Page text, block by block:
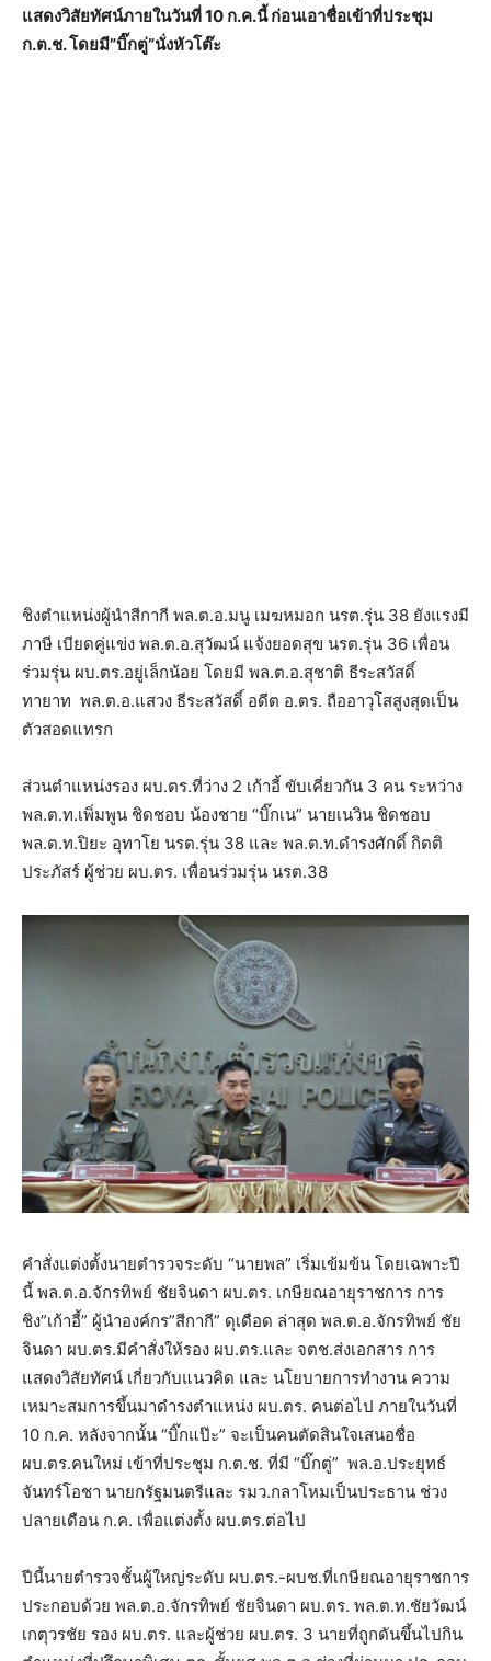
แสดงวิสัยทัศน์ภายในวันที่ 10 ก.ค.นี้ ก่อนเอาชื่อเข้าที่ประชุม
ก.ต.ช. โดยมี”บิ๊กตู่”นั่งหัวโต๊ะ
ชิงตำแหน่งผู้นำสีกากี พล.ต.อ.มนู เมฆหมอก นรต.รุ่น 38 ยังแรงมี
ภาษี เบียดคู่แข่ง พล.ต.อ.สุวัฒน์ แจ้งยอดสุข นรต.รุ่น 36 เพื่อน
ร่วมรุ่น ผบ.ตร.อยู่เล็กน้อย โดยมี พล.ต.อ.สุชาติ ธีระสวัสดิ์
ทายาท พล.ต.อ.แสวง ธีระสวัสดิ์ อดีต อ.ตร. ถืออาวุโสสูงสุดเป็น
ตัวสอดแทรก
ส่วนตำแหน่งรอง ผบ.ตร.ที่ว่าง 2 เก้าอี้ ขับเคี่ยวกัน 3 คน ระหว่าง
พล.ต.ท.เพิ่มพูน ชิดชอบ น้องชาย “บิ๊กเน” นายเนวิน ชิดชอบ
พล.ต.ท.ปิยะ อุทาโย นรต.รุ่น 38 และ พล.ต.ท.ดำรงศักดิ์ กิตติ
ประภัสร์ ผู้ช่วย ผบ.ตร. เพื่อนร่วมรุ่น นรต.38
คำสั่งแต่งตั้งนายตำรวจระดับ “นายพล” เริ่มเข้มข้น โดยเฉพาะปี
นี้ พล.ต.อ.จักรทิพย์ ชัยจินดา ผบ.ตร. เกษียณอายุราชการ การ
ชิง”เก้าอี้” ผู้นำองค์กร”สีกากี” ดุเดือด ล่าสุด พล.ต.อ.จักรทิพย์ ชัย
จินดา ผบ.ตร.มีคำสั่งให้รอง ผบ.ตร.และ จตช.ส่งเอกสาร การ
แสดงวิสัยทัศน์ เกี่ยวกับแนวคิด และ นโยบายการทำงาน ความ
เหมาะสมการขึ้นมาดำรงตำแหน่ง ผบ.ตร. คนต่อไป ภายในวันที่
10 ก.ค. หลังจากนั้น “บิ๊กแป๊ะ” จะเป็นคนตัดสินใจเสนอชื่อ
ผบ.ตร.คนใหม่ เข้าที่ประชุม ก.ต.ช. ที่มี “บิ๊กตู่” พล.อ.ประยุทธ์
จันทร์โอชา นายกรัฐมนตรีและ รมว.กลาโหมเป็นประธาน ช่วง
ปลายเดือน ก.ค. เพื่อแต่งตั้ง ผบ.ตร.ต่อไป
ปีนี้นายตำรวจชั้นผู้ใหญ่ระดับ ผบ.ตร.-ผบช.ที่เกษียณอายุราชการ
ประกอบด้วย พล.ต.อ.จักรทิพย์ ชัยจินดา ผบ.ตร. พล.ต.ท.ชัยวัฒน์
เกตุวรชัย รอง ผบ.ตร. และผู้ช่วย ผบ.ตร. 3 นายที่ถูกดันขึ้นไปกิน